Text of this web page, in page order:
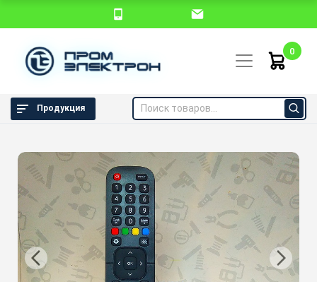
0
Продукция